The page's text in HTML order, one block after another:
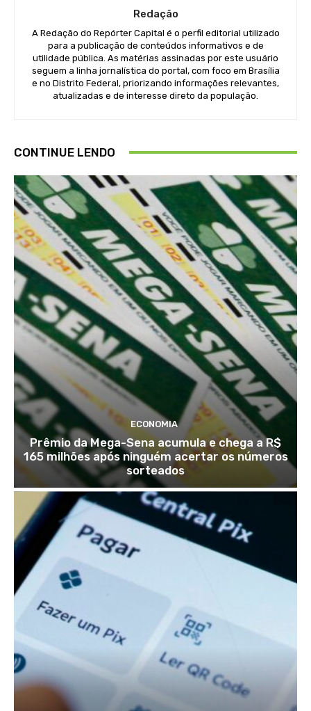
Redação
A Redação do Repórter Capital é o perfil editorial utilizado
para a publicação de conteúdos informativos e de
utilidade pública. As matérias assinadas por este usuário
seguem a linha jornalística do portal, com foco em Brasília
e no Distrito Federal, priorizando informações relevantes,
atualizadas e de interesse direto da população.
CONTINUE LENDO
ECONOMIA
Prêmio da Mega-Sena acumula e chega a R$
165 milhões após ninguém acertar os números
sorteados